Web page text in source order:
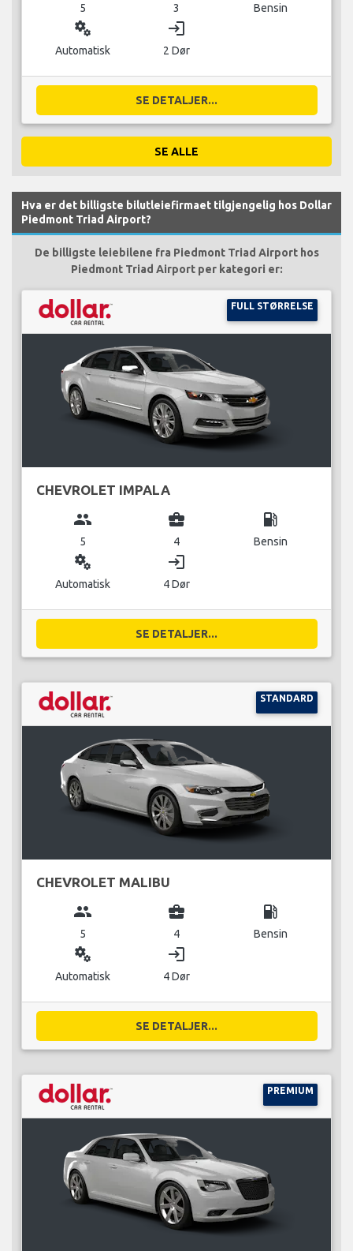
5 3 Bensin
miscellaneous_services
Automatisk
login
2 Dør
SE DETALJER...
SE ALLE
Hva er det billigste bilutleiefirmaet tilgjengelig hos Dollar
Piedmont Triad Airport?
De billigste leiebilene fra Piedmont Triad Airport hos
Piedmont Triad Airport per kategori er:
FULL STØRRELSE
CHEVROLET IMPALA
group
5
business_center
4
local_gas_station
Bensin
miscellaneous_services
Automatisk
login
4 Dør
SE DETALJER...
STANDARD
CHEVROLET MALIBU
group
5
business_center
4
local_gas_station
Bensin
miscellaneous_services
Automatisk
login
4 Dør
SE DETALJER...
PREMIUM